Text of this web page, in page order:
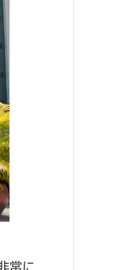
常に